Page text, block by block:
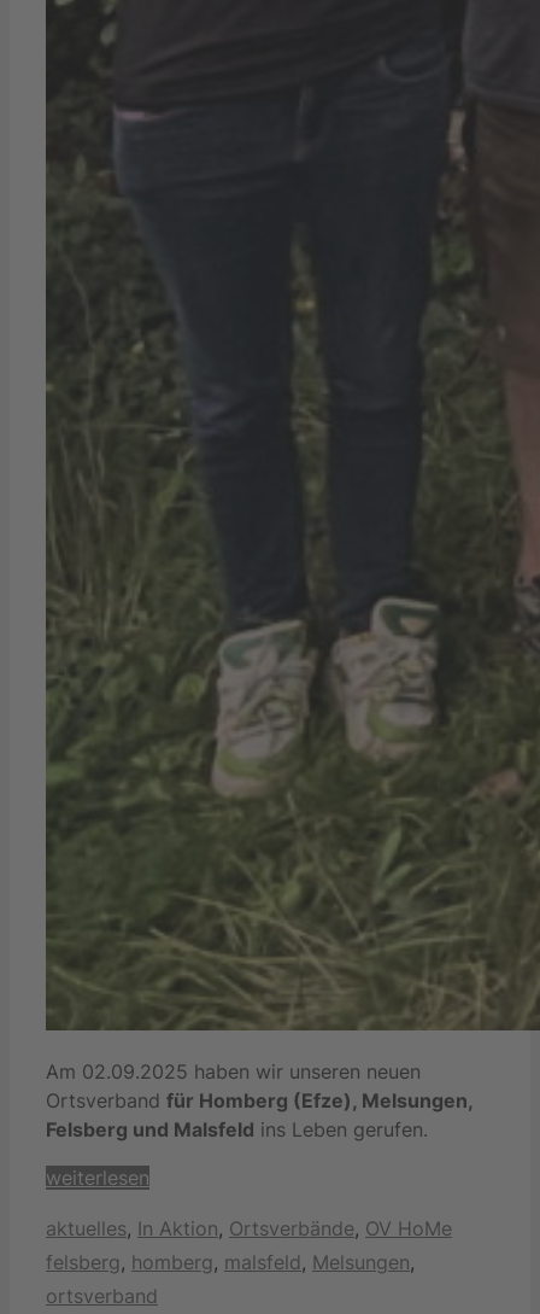
Am 02.09.2025 haben wir unseren neuen
Ortsverband für Homberg (Efze), Melsungen,
Felsberg und Malsfeld ins Leben gerufen.
weiterlesen
Kategorien
aktuelles, In Aktion, Ortsverbände, OV HoMe
felsberg, homberg, malsfeld, Melsungen,
ortsverband